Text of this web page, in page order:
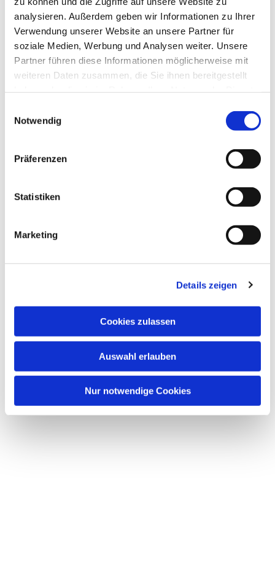
analysieren. Außerdem geben wir Informationen zu Ihrer
Verwendung unserer Website an unsere Partner für
soziale Medien, Werbung und Analysen weiter. Unsere
Partner führen diese Informationen möglicherweise mit
weiteren Daten zusammen, die Sie ihnen bereitgestellt
Notwendig
Präferenzen
Statistiken
Marketing
Details zeigen
Cookies zulassen
Auswahl erlauben
Nur notwendige Cookies